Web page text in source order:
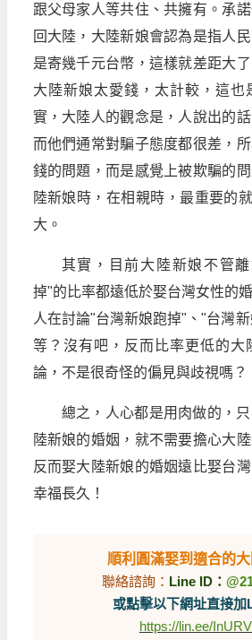
跟父母家人等共住、共擁有。承
回大陸，大陸新娘會認為是指人
是寄幾千元台幣，這樣就差距大
大陸新娘太愛錢，太計較，這也
實，大陸人的觀念是，人說出的
而他們通常對騙子態度都很差，
錢的問題，而是感覺上被欺騙的
陸新娘時，在相親時，最重要的
大。
其實，目前大陸新娘不管
掉"的比率都遠低於娶台灣女性的
人在討論"台灣新娘跑掉"、"台灣
等？沒有吧，反而比率更低的大
論，不是很奇怪的偏見與歧視嗎？
總之，人心都是用肉做的，
陸新娘的婚姻，就不需要擔心大
反而娶大陸新娘的婚姻遠比娶台
幸福長久！
順利圓滿娶到適合的
聯絡諮詢： Line ID：
或點擊以下網址直接加
https://lin.ee/